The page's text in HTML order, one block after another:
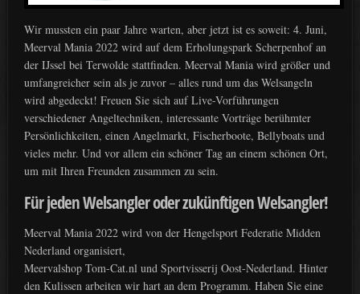
Wir mussten ein paar Jahre warten, aber jetzt ist es soweit: 4. Juni,
Meerval Mania 2022 wird auf dem Erholungspark Scherpenhof an
der IJssel bei Terwolde stattfinden. Meerval Mania wird größer und
umfangreicher sein als je zuvor – alles rund um das Welsangeln
wird abgedeckt! Freuen Sie sich auf Live-Vorführungen
verschiedener Angeltechniken, interessante Vorträge berühmter
Persönlichkeiten, einen Angelmarkt, Fischerboote, Bellyboats und
vieles mehr. Und vor allem ein schöner Tag an einem schönen Ort,
um mit Ihren Freunden zusammen zu sein.
Für jeden Welsangler oder zukünftigen Welsangler!
Meerval Mania 2022 wird von der Hengelsport Federatie Midden
Nederland organisiert,
Meervalshop Tom-Cat.nl und Sportvisserij Oost-Nederland. Hinter
den Kulissen arbeiten wir hart an dem Programm. Haben Sie eine